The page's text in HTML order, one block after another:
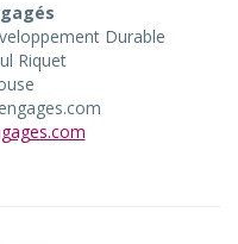
Durable
Riquet